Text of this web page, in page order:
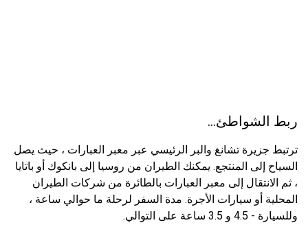
ربط الشواطئ...
ترتبط جزيرة تشانغ والبر الرئيسي عبر معبر العبارات ، حيث يصل
السياح إلى المنتجع. يمكنك الطيران من روسيا إلى بانكوك أو باتايا
، ثم الانتقال إلى معبر العبارات بالطائرة من شركات الطيران
المحلية أو سيارات الأجرة. مدة السفر لرحلة ما حوالي ساعة ،
وللسيارة - 4.5 و 3.5 ساعة على التوالي.